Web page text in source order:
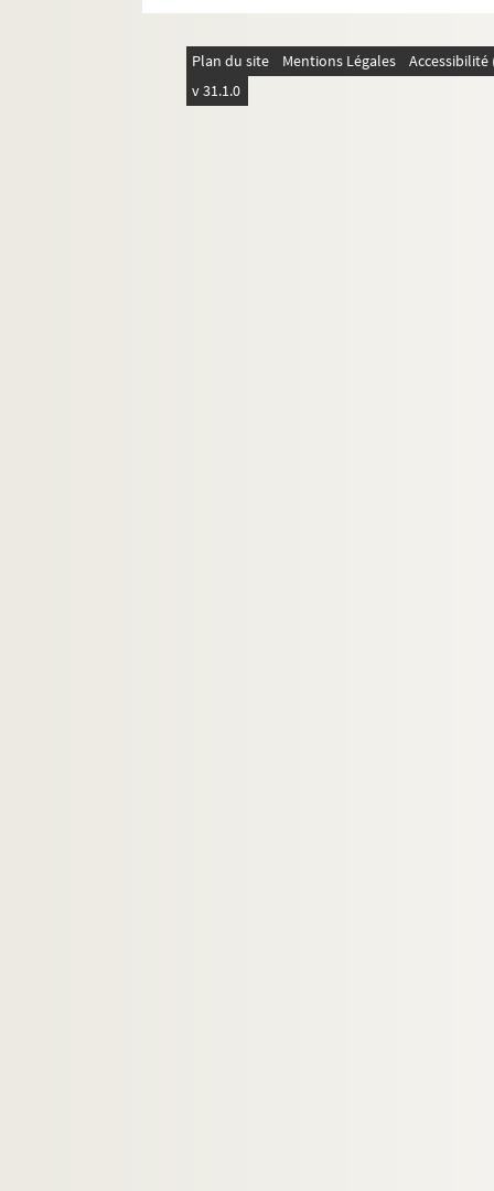
Plan du site Mentions Légales
v 31.1.0